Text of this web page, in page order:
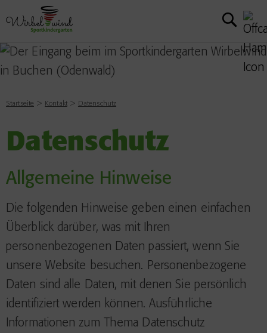
Startseite Kontakt Datenschutz
Datenschutz
Allgemeine Hinweise
Die folgenden Hinweise geben einen einfachen
Überblick darüber, was mit Ihren
personenbezogenen Daten passiert, wenn Sie
unsere Website besuchen. Personenbezogene
Daten sind alle Daten, mit denen Sie persönlich
identifiziert werden können. Ausführliche
Informationen zum Thema Datenschutz